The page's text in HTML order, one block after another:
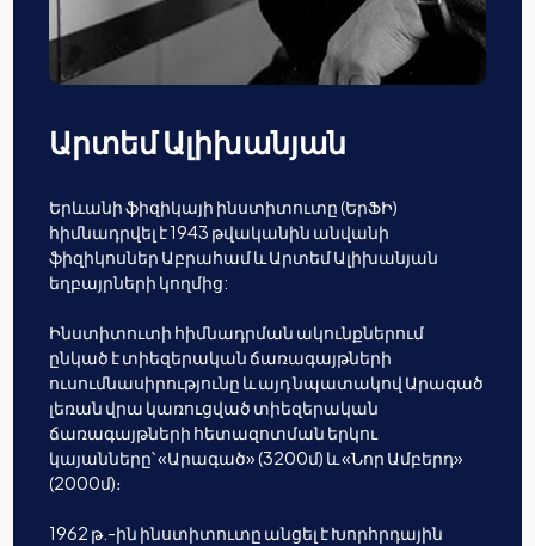
Արտեմ Ալիխանյան
Երևանի ֆիզիկայի ինստիտուտը (ԵրՖԻ)
հիմնադրվել է 1943 թվականին անվանի
ֆիզիկոսներ Աբրահամ և Արտեմ Ալիխանյան
եղբայրների կողմից:
Ինստիտուտի հիմնադրման ակունքներում
ընկած է տիեզերական ճառագայթների
ուսումնասիրությունը և այդ նպատակով Արագած
լեռան վրա կառուցված տիեզերական
ճառագայթների հետազոտման երկու
կայանները՝ «Արագած» (3200մ) և «Նոր Ամբերդ»
(2000մ)։
1962 թ.-ին ինստիտուտը անցել է Խորհրդային